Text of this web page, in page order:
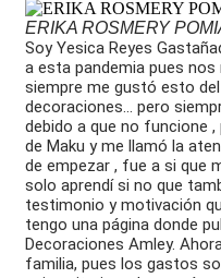
ERIKA ROSMERY
Soy Yesica Reyes
a esta pandemia pues
siempre me gustó esto
decoraciones... pero
debido a que no funcione
de Maku y me llamó la
de empezar , fue a si que
solo aprendí si no que
testimonio y motivación
tengo una página donde
Decoraciones Amley.
familia, pues los gastos